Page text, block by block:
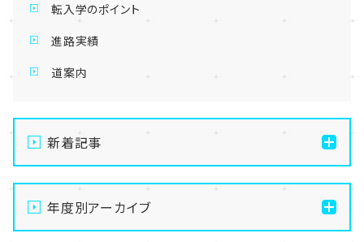
転入学のポイント
進路実績
道案内
新着記事
【川崎】生徒交流イベントのご案内（夏祭り）
【川崎】中学3年生対象！8月入試説明会のご案内
年度別アーカイブ